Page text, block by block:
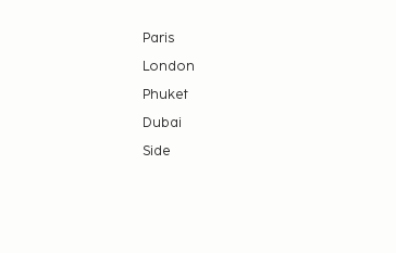
Paris
London
Phuket
Dubai
Side